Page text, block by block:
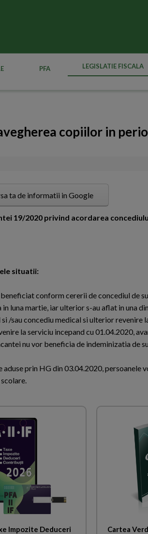
PFA LEGISLATIE FISCALA
copiilor in
ta de informatii in Google
19/2020 privind acordarea
situatii:
conform cererii de concediul de
luna martie, iar ulterior s-au aflat in una
/sau concediu medical si ulterior revenire
la serviciu incepand cu 01.04.2020,
nu vor beneficia de indeminizatia de
prin HG din 03.04.2020, persoanele
Impozite Deduceri
Cartea